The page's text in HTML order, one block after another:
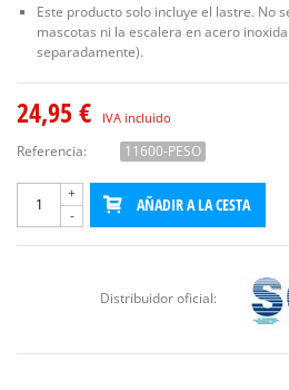
Este producto solo incluye el lastre. No
mascotas ni la escalera en acero
separadamente).
24,95 € IVA incluido
Referencia: 11600-PESO
-
+
AÑADIR A LA CESTA
Distribuidor oficial: